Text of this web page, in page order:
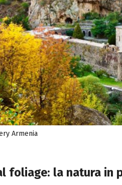
Armenia
foliage: la natura in